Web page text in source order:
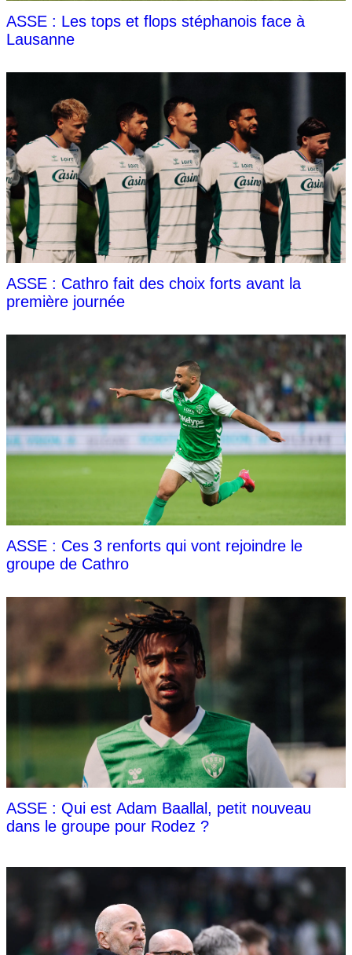
ASSE : Les tops et flops stéphanois face à
Lausanne
ASSE : Cathro fait des choix forts avant la
première journée
ASSE : Ces 3 renforts qui vont rejoindre le
groupe de Cathro
ASSE : Qui est Adam Baallal, petit nouveau
dans le groupe pour Rodez ?